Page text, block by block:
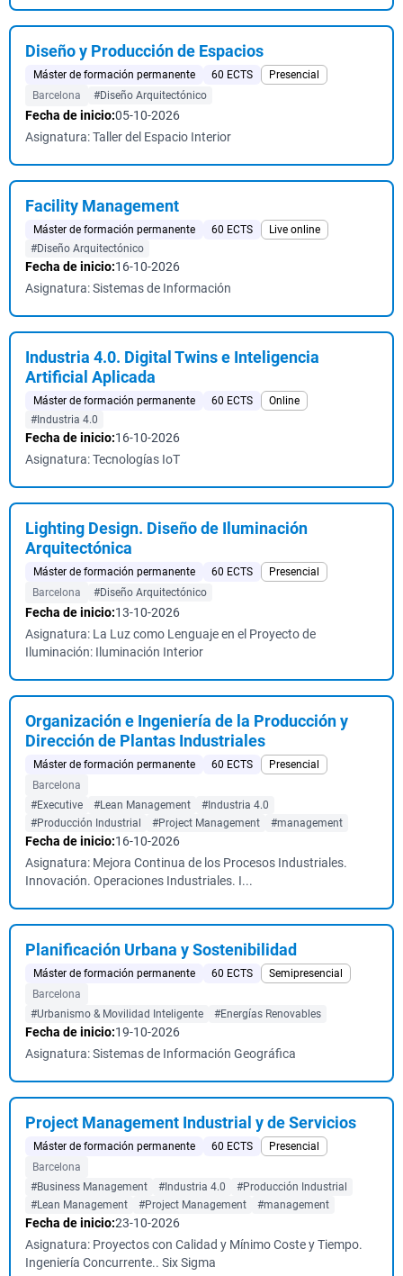
Diseño y Producción de Espacios
Máster de formación permanente 60 ECTS
Presencial
Barcelona
#Diseño Arquitectónico
Fecha de inicio:05-10-2026
Asignatura: Taller del Espacio Interior
Facility Management
Máster de formación permanente 60 ECTS
Live online
#Diseño Arquitectónico
Fecha de inicio:16-10-2026
Asignatura: Sistemas de Información
Industria 4.0. Digital Twins e Inteligencia
Artificial Aplicada
Máster de formación permanente 60 ECTS
Online
#Industria 4.0
Fecha de inicio:16-10-2026
Asignatura: Tecnologías IoT
Lighting Design. Diseño de Iluminación
Arquitectónica
Máster de formación permanente 60 ECTS
Presencial
Barcelona
#Diseño Arquitectónico
Fecha de inicio:13-10-2026
Asignatura: La Luz como Lenguaje en el Proyecto de
Iluminación: Iluminación Interior
Organización e Ingeniería de la Producción y
Dirección de Plantas Industriales
Máster de formación permanente 60 ECTS
Presencial
Barcelona
#Executive
#Lean Management
#Industria 4.0
#Producción Industrial
#Project Management #management
Fecha de inicio:16-10-2026
Asignatura: Mejora Continua de los Procesos Industriales.
Innovación. Operaciones Industriales. I...
Planificación Urbana y Sostenibilidad
Máster de formación permanente 60 ECTS
Semipresencial
Barcelona
#Urbanismo & Movilidad Inteligente
#Energías Renovables
Fecha de inicio:19-10-2026
Asignatura: Sistemas de Información Geográfica
Project Management Industrial y de Servicios
Máster de formación permanente 60 ECTS
Presencial
Barcelona
#Business Management
#Industria 4.0
#Producción Industrial
#Lean Management
#Project Management #management
Fecha de inicio:23-10-2026
Asignatura: Proyectos con Calidad y Mínimo Coste y Tiempo.
Ingeniería Concurrente.. Six Sigma